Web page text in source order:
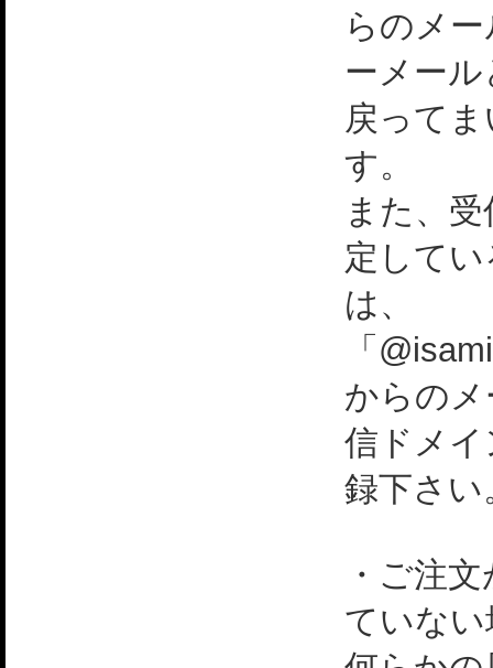
らのメ
ーメー
戻って
す。
また、
定して
は、
「
からの
信ドメ
録下さい
・ご注
ていない